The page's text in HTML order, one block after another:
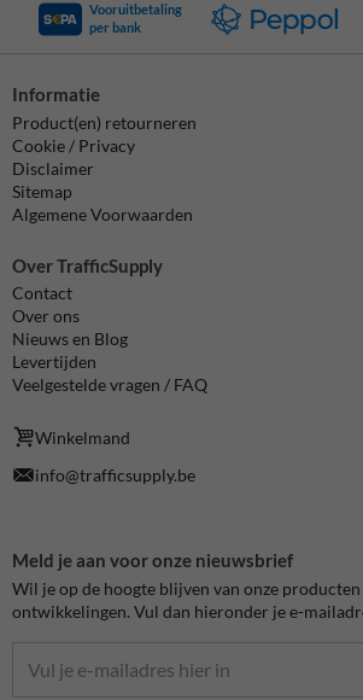
Vooruitbetaling
per bank
Informatie
Product(en) retourneren
Cookie / Privacy
Disclaimer
Sitemap
Algemene Voorwaarden
Over TrafficSupply
Contact
Over ons
Nieuws en Blog
Levertijden
Veelgestelde vragen / FAQ
Winkelmand
info@trafficsupply.be
Meld je aan voor onze nieuwsbrief
Wil je op de hoogte blijven van onze producten
ontwikkelingen. Vul dan hieronder je e-